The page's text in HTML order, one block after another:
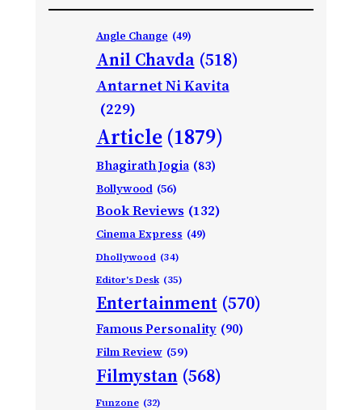
Angle Change (49)
Anil Chavda (518)
Antarnet Ni Kavita
(229)
Article (1879)
Bhagirath Jogia (83)
Bollywood (56)
Book Reviews (132)
Cinema Express (49)
Dhollywood (34)
Editor's Desk (35)
Entertainment (570)
Famous Personality (90)
Film Review (59)
Filmystan (568)
Funzone (32)